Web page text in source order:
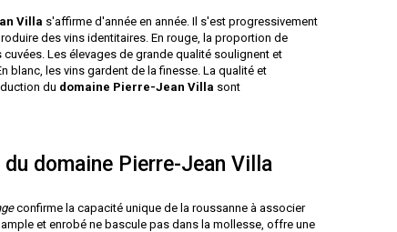
Villa s'affirme d'année en année. Il s'est progressivement
des vins identitaires. En rouge, la proportion de
Les élevages de grande qualité soulignent et
blanc, les vins gardent de la finesse. La qualité et
du domaine Pierre-Jean Villa sont
domaine Pierre-Jean Villa
confirme la capacité unique de la roussanne à associer
ample et enrobé ne bascule pas dans la mollesse, offre une